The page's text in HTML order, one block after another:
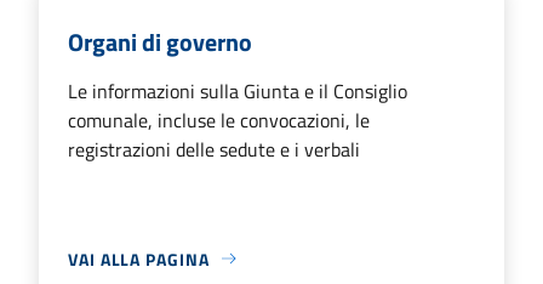
Organi di governo
Le informazioni sulla Giunta e il Consiglio
comunale, incluse le convocazioni, le
registrazioni delle sedute e i verbali
VAI ALLA PAGINA